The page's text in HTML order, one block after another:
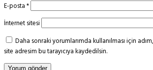
E-posta*
İnternet sitesi
Daha sonraki yorumlarımda kullanılması için
site adresim bu tarayıcıya kaydedilsin.